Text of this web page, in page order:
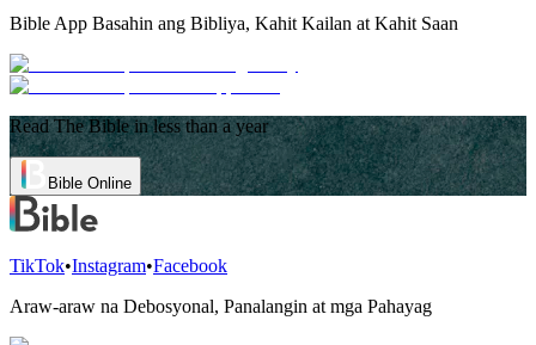
Bible App Basahin ang Bibliya, Kahit Kailan at Kahit Saan
Read The Bible in less than a year
Bible Online
TikTok•Instagram•Facebook
Araw-araw na Debosyonal, Panalangin at mga Pahayag